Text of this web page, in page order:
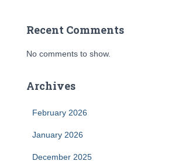
Recent Comments
No comments to show.
Archives
February 2026
January 2026
December 2025